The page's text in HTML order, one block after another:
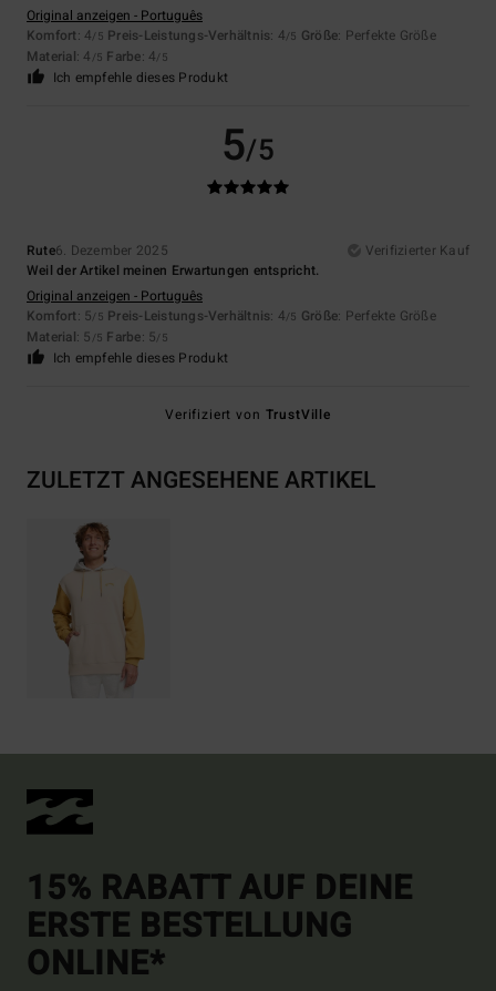
Original anzeigen - Português
Komfort: 4/5 Preis-Leistungs-Verhältnis: 4/5 Größe: Perfekte Größe
Material: 4 /5 Farbe: 4/5
Ich empfehle dieses Produkt
5/5
Rute6. Dezember 2025
Verifizierter Kauf
Weil der Artikel meinen Erwartungen entspricht.
Original anzeigen - Português
Komfort: 5/5 Preis-Leistungs-Verhältnis: 4/5 Größe: Perfekte Größe
Material: 5 /5 Farbe: 5/5
Ich empfehle dieses Produkt
Verifiziert von TrustVille
ZULETZT ANGESEHENE ARTIKEL
15% RABATT AUF DEINE
ERSTE BESTELLUNG
ONLINE*